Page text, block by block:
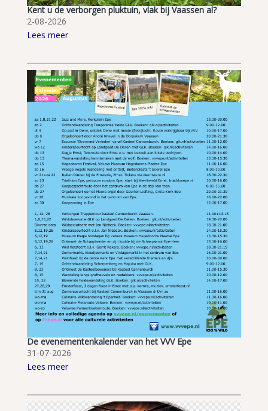
Kent u de verborgen pluktuin, vlak bij Vaassen al?
2-08-2026
Lees meer
De evenementenkalender van het VVV Epe
31-07-2026
Lees meer